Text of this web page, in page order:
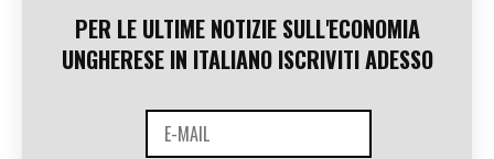
PER LE ULTIME NOTIZIE SULL'ECONOMIA
UNGHERESE IN ITALIANO ISCRIVITI ADESSO